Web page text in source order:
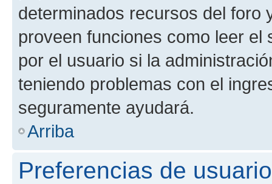
determinados recursos del foro
proveen funciones como leer el
por el usuario si la
teniendo problemas con el
seguramente ayudará.
Arriba
Preferencias de